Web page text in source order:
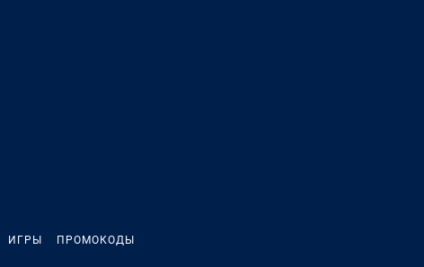
ИГРЫ ПРОМОКОДЫ